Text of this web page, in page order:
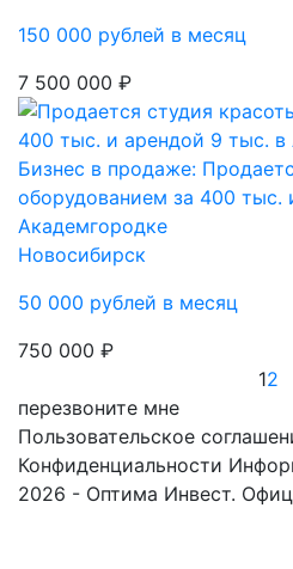
150 000 рублей в месяц
7 500 000 ₽
Бизнес в продаже:
оборудованием за 400 тыс.
Академгородке
Новосибирск
50 000 рублей в месяц
750 000 ₽
12
перезвоните мне
Пользовательское
Конфиденциальности
2026 - Оптима Инвест.